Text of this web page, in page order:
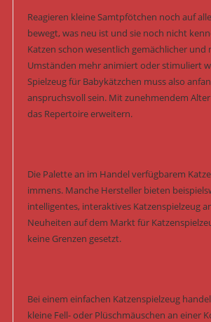
Reagieren kleine Samtpfötchen noch auf
bewegt, was neu ist und sie noch nicht
Katzen schon wesentlich gemächlicher und
Umständen mehr animiert oder stimuliert
Spielzeug für Babykätzchen muss also
anspruchsvoll sein. Mit zunehmendem
das Repertoire erweitern.
Die Palette an im Handel verfügbarem
immens. Manche Hersteller bieten
intelligentes, interaktives Katzenspielzeug
Neuheiten auf dem Markt für
keine Grenzen gesetzt.
Bei einem einfachen Katzenspielzeug
kleine Fell- oder Plüschmäuschen an einer